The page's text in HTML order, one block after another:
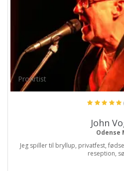
ProArtist
John
Odense
Jeg spiller til bryllup, privatfest,
reseption,